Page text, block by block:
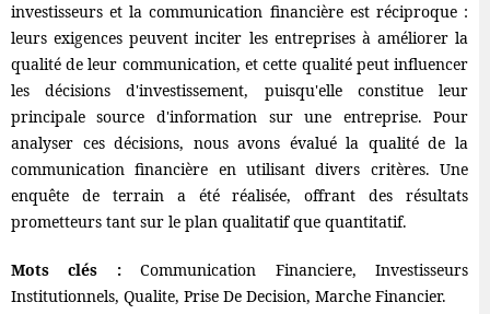
investisseurs et la communication financière est réciproque :
leurs exigences peuvent inciter les entreprises à améliorer la
qualité de leur communication, et cette qualité peut influencer
les décisions d'investissement, puisqu'elle constitue leur
principale source d'information sur une entreprise. Pour
analyser ces décisions, nous avons évalué la qualité de la
communication financière en utilisant divers critères. Une
enquête de terrain a été réalisée, offrant des résultats
prometteurs tant sur le plan qualitatif que quantitatif.
Mots clés :Communication Financiere, Investisseurs
Institutionnels, Qualite, Prise De Decision, Marche Financier.